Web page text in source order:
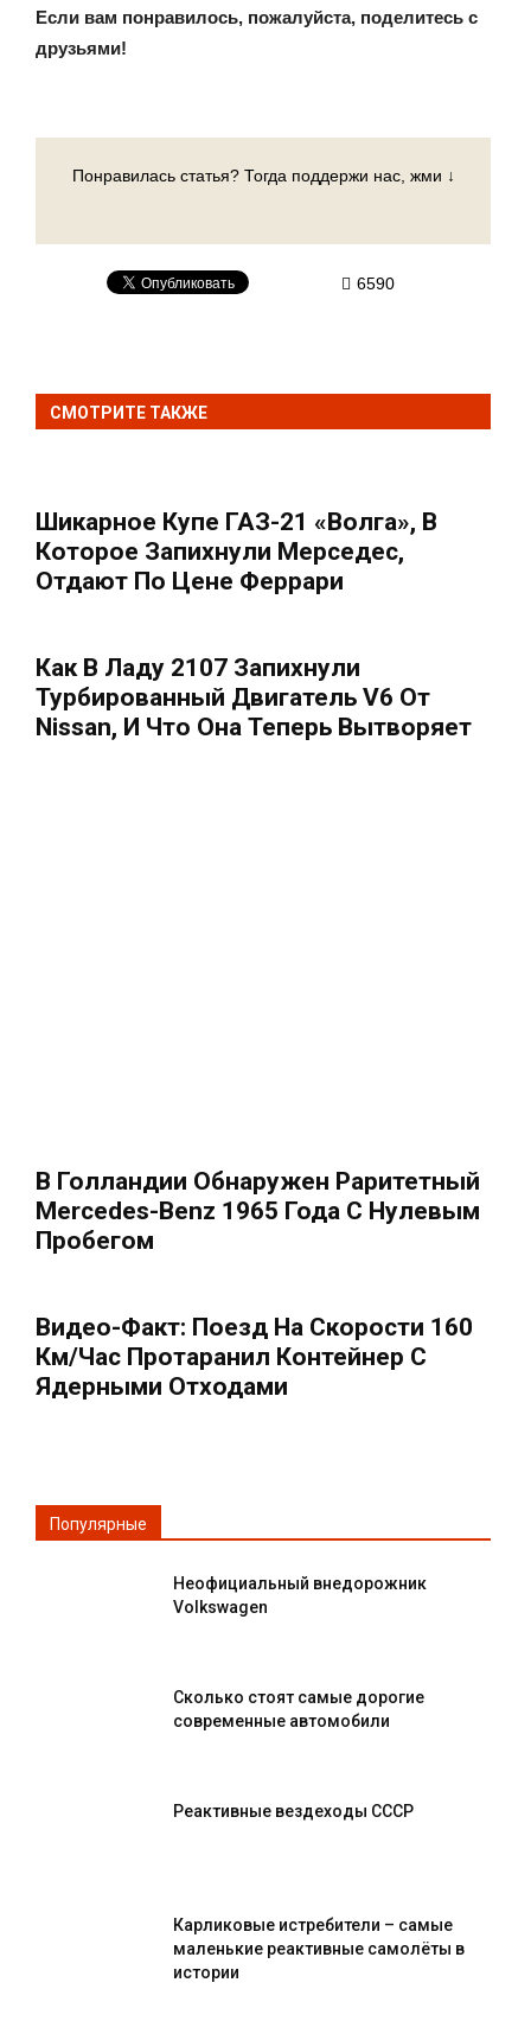
Если вам понравилось, пожалуйста, поделитесь с
друзьями!
Понравилась статья? Тогда поддержи нас, жми ↓
6590
СМОТРИТЕ ТАКЖЕ
Шикарное Купе ГАЗ-21 «Волга», В
Которое Запихнули Мерседес,
Отдают По Цене Феррари
Как В Ладу 2107 Запихнули
Турбированный Двигатель V6 От
Nissan, И Что Она Теперь Вытворяет
В Голландии Обнаружен Раритетный
Mercedes-Benz 1965 Года С Нулевым
Пробегом
Видео-Факт: Поезд На Скорости 160
Км/час Протаранил Контейнер С
Ядерными Отходами
Популярные
Неофициальный внедорожник
Volkswagen
Сколько стоят самые дорогие
современные автомобили
Реактивные вездеходы СССР
Карликовые истребители – самые
маленькие реактивные самолёты в
истории